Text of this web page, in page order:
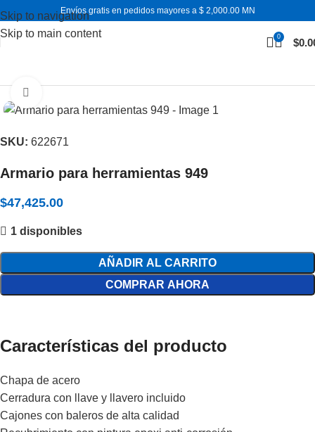
Skip to navigation
Skip to main content
Envíos gratis en pedidos mayores a $ 2,000.00 MN
0 $
SKU: 622671
Armario para herramientas 949
$47,425.00
1 disponibles
AÑADIR AL CARRITO
COMPRAR AHORA
Características del producto
Chapa de acero
Cerradura con llave y llavero incluido
Cajones con baleros de alta calidad